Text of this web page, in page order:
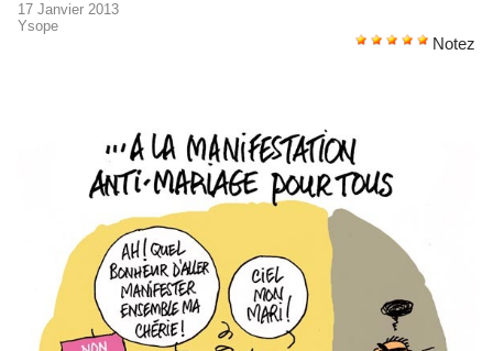
17 Janvier 2013
Ysope
Notez